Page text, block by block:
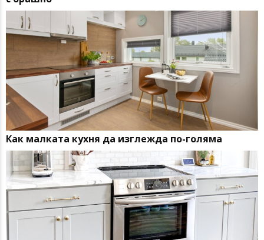
Как малката кухня да изглежда по-голяма